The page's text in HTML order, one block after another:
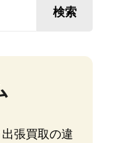
検索
張買取の違